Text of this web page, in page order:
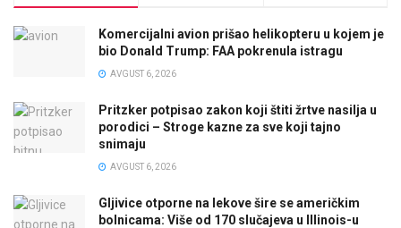
Komercijalni avion prišao helikopteru u kojem je
bio Donald Trump: FAA pokrenula istragu
AVGUST 6, 2026
Pritzker potpisao zakon koji štiti žrtve nasilja u
porodici – Stroge kazne za sve koji tajno
snimaju
AVGUST 6, 2026
Gljivice otporne na lekove šire se američkim
bolnicama: Više od 170 slučajeva u Illinois-u